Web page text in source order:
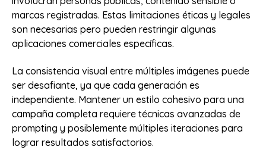
marcas registradas. Estas limitaciones éticas y legales
son necesarias pero pueden restringir algunas
aplicaciones comerciales específicas.
La consistencia visual entre múltiples imágenes puede
ser desafiante, ya que cada generación es
independiente. Mantener un estilo cohesivo para una
campaña completa requiere técnicas avanzadas de
prompting y posiblemente múltiples iteraciones para
lograr resultados satisfactorios.